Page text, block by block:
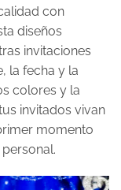
con
diseños
invitaciones
la fecha y la
colores y la
invitados vivan
momento